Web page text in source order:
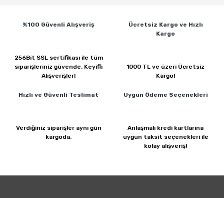
%100 Güvenli Alışveriş
256Bit SSL sertifikası ile tüm
siparişleriniz güvende. Keyifli
Alışverişler!
Ücretsiz Kargo ve Hızlı
Kargo
1000 TL ve üzeri Ücretsiz
Kargo!
Hızlı ve Güvenli Teslimat
Verdiğiniz siparişler aynı gün
kargoda.
Uygun Ödeme Seçenekleri
Anlaşmalı kredi kartlarına
uygun taksit seçenekleri ile
kolay alışveriş!